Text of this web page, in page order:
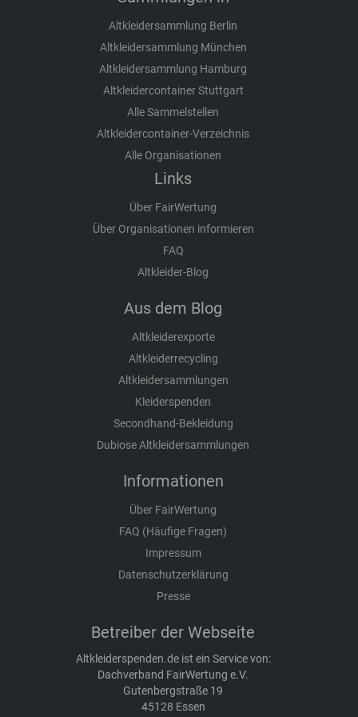
Altkleidersammlung Berlin
Altkleidersammlung München
Altkleidersammlung Hamburg
Altkleidercontainer Stuttgart
Alle Sammelstellen
Altkleidercontainer-Verzeichnis
Alle Organisationen
Links
Über FairWertung
Über Organisationen informieren
FAQ
Altkleider-Blog
Aus dem Blog
Altkleiderexporte
Altkleiderrecycling
Altkleidersammlungen
Kleiderspenden
Secondhand-Bekleidung
Dubiose Altkleidersammlungen
Informationen
Über FairWertung
FAQ (Häufige Fragen)
Impressum
Datenschutzerklärung
Presse
Betreiber der Webseite
Altkleiderspenden.de ist ein Service von:
Dachverband FairWertung e.V.
Gutenbergstraße 19
45128 Essen